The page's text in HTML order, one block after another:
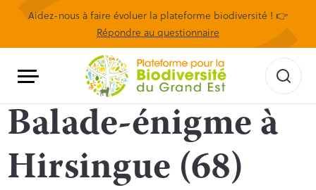
Aidez-nous à faire évoluer la plateforme biodiversité ! 👉
Répondre au questionnaire
Balade-énigme à
Hirsingue (68)